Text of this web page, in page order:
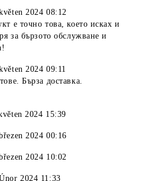
2024 08:12
е точно това, което исках и
за бързото обслужване и
2024 09:11
Бърза доставка.
2024 15:39
2024 00:16
2024 10:02
2024 11:33